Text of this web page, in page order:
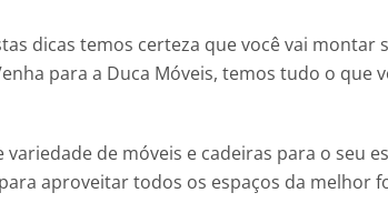
dicas temos certeza que você vai
para a Duca Móveis, temos tudo o que
variedade de móveis e cadeiras para o seu
aproveitar todos os espaços da melhor